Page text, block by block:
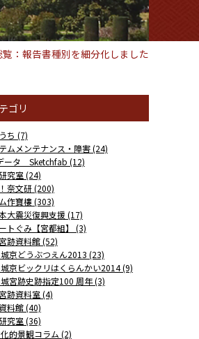
：報告書種別を細分化しました
ゴリ
ち (7)
ムメンテナンス・障害 (24)
ータ Sketchfab (12)
究室 (24)
奈文研 (200)
作寶樓 (303)
大震災復興支援 (17)
トぐみ【宮都組】 (3)
跡資料館 (52)
京どうぶつえん2013 (23)
京ビックリはくらんかい2014 (9)
宮跡史跡指定100 周年 (3)
跡資料室 (4)
料館 (40)
究室 (36)
的景観コラム (2)